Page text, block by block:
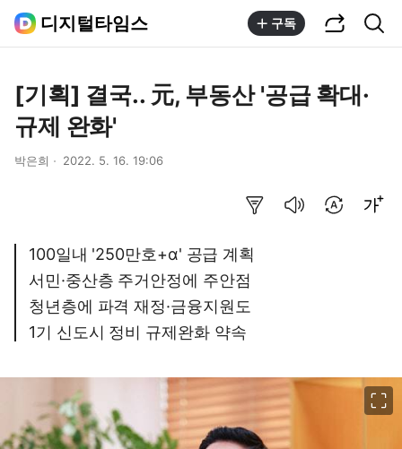
디지털타임스 구독
[기획] 결국.. 元, 부동산 '공급 확대·
규제 완화'
박은희 2022. 5. 16. 19:06
100일내 '250만호+α' 공급 계획
서민·중산층 주거안정에 주안점
청년층에 파격 재정·금융지원도
1기 신도시 정비 규제완화 약속